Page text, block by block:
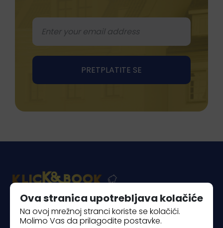
Ova stranica upotrebljava kolačiće
Na ovoj mrežnoj stranci koriste se kolačići.
Molimo Vas da prilagodite postavke.
Piantade 41, 52440 Poreč